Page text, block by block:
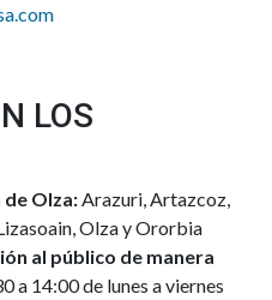
LOS
de Olza:Arazuri, Artazcoz,
Olza y Ororbia
al público de manera
a 14:00 de lunes a viernes